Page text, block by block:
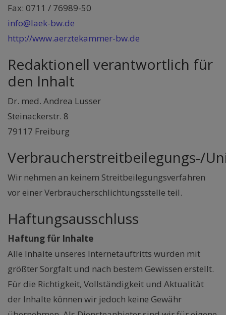
Fax: 0711 / 76989-50
info@laek-bw.de
http://www.aerztekammer-bw.de
Redaktionell verantwortlich für
den Inhalt
Dr. med. Andrea Lusser
Steinackerstr. 8
79117 Freiburg
Verbraucherstreitbeilegungs-/
Wir nehmen an keinem Streitbeilegungsverfahren
vor einer Verbraucherschlichtungsstelle teil.
Haftungsausschluss
Haftung für Inhalte
Alle Inhalte unseres Internetauftritts wurden mit
größter Sorgfalt und nach bestem Gewissen erstellt.
Für die Richtigkeit, Vollständigkeit und Aktualität
der Inhalte können wir jedoch keine Gewähr